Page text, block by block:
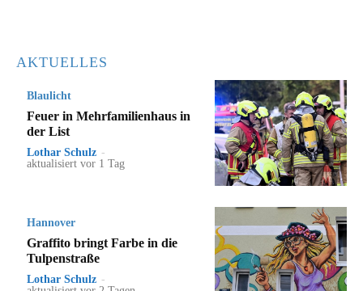
AKTUELLES
Blaulicht
Feuer in Mehrfamilienhaus in
der List
Lothar Schulz -
aktualisiert vor 1 Tag
Hannover
Graffito bringt Farbe in die
Tulpenstraße
Lothar Schulz -